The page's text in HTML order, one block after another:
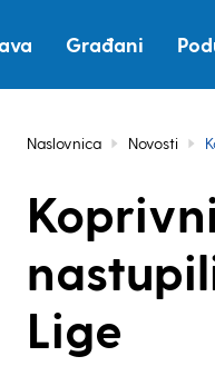
Građani
Naslovnica Novosti
Lige